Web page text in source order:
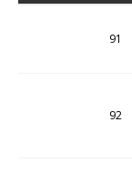
91
92